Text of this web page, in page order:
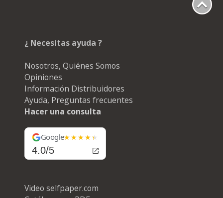
¿ Necesitas ayuda ?
Nosotros, Quiénes Somos
Opiniones
Información Distribuidores
Ayuda, Preguntas frecuentes
Hacer una consulta
Google
4.0/5
Video selfpaper.com